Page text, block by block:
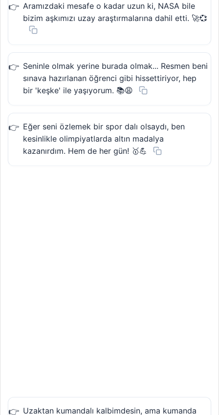
Aramızdaki mesafe o kadar uzun ki, NASA bile
bizim aşkımızı uzay araştırmalarına dahil etti. 🚀💞
Seninle olmak yerine burada olmak... Resmen beni
sınava hazırlanan öğrenci gibi hissettiriyor, hep
bir 'keşke' ile yaşıyorum. 📚😩
Eğer seni özlemek bir spor dalı olsaydı, ben
kesinlikle olimpiyatlarda altın madalya
kazanırdım. Hem de her gün! 🥇💪
Uzaktan kumandalı kalbimdesin, ama kumanda